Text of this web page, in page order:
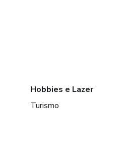
Hobbies e Lazer
Turismo